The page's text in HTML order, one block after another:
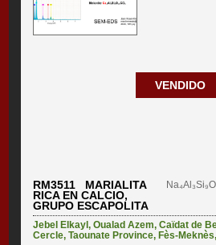
VENDIDO
RM3511 MARIALITA
RICA EN CALCIO,
GRUPO ESCAPOLITA
Jebel Elkayl,Oualad Azem,Caïdat de
Cercle,Taounate Province, Fès-Meknès,